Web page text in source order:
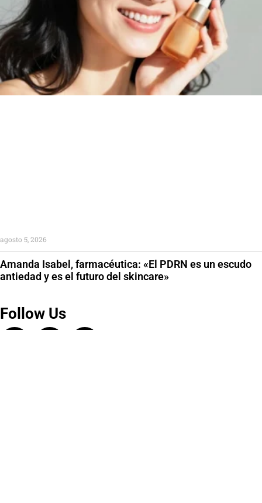
Amanda Isabel, farmacéutica: «El PDRN es un escudo
antiedad y es el futuro del skincare»
agosto 5, 2026
Follow Us